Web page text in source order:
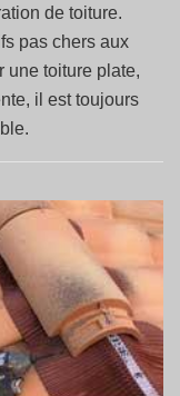
de toiture.
pas chers aux
une toiture plate,
il est toujours